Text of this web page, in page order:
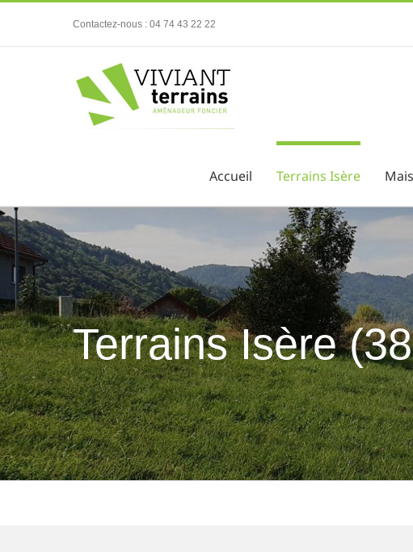
Contactez-nous : 04 74 43 22 22
Accueil Terrains Isère
Terrains Isère